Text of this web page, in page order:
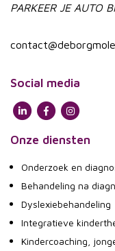
PARKEER JE AUTO
Social media
Onze diensten
Onderzoek en
Behandeling na
Dyslexiebehandeling
Integratieve
Kindercoaching,